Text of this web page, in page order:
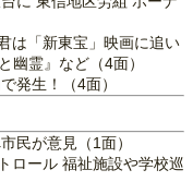
は「新東宝」映画に追い
幽霊』など（4面）
発生！（4面）
民が意見（1面）
ロール 福祉施設や学校巡